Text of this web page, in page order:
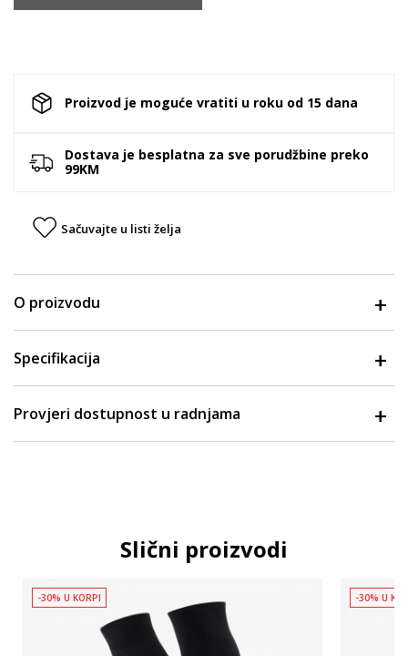
Proizvod je moguće vratiti u roku od 15 dana
Dostava je besplatna za sve porudžbine preko
99KM
Sačuvajte u listi želja
O proizvodu
Specifikacija
Provjeri dostupnost u radnjama
Slični proizvodi
-30% U KORPI -30% U